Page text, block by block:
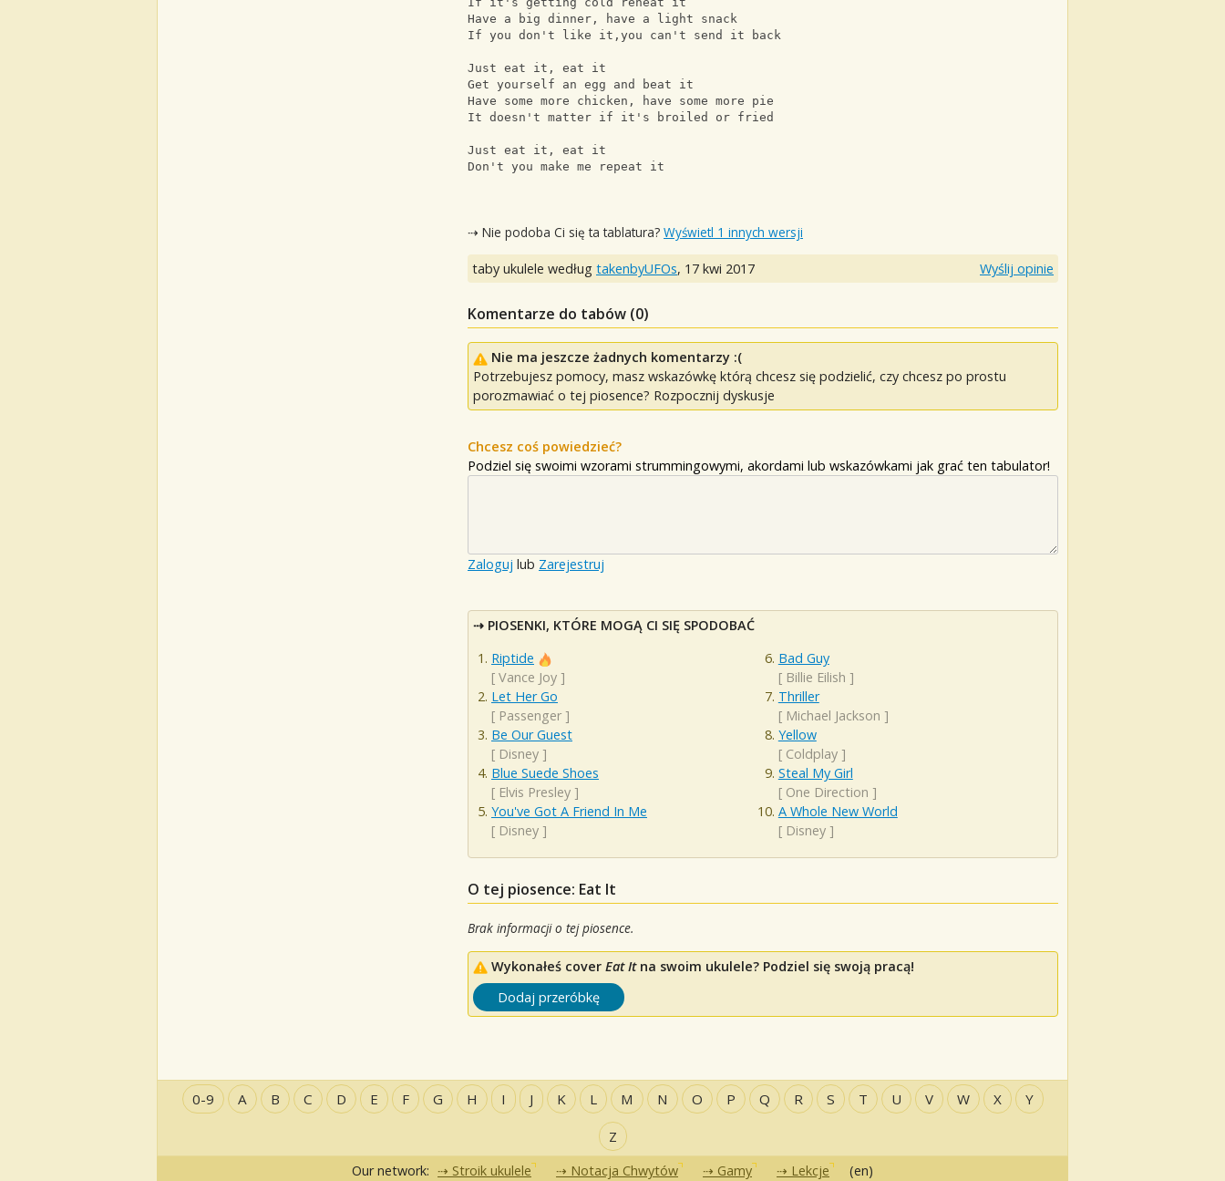
Have a big dinner, have a light snack
If you don't like it,you can't send it back
Just eat it, eat it
Get yourself an egg and beat it
Have some more chicken, have some more pie
It doesn't matter if it's broiled or fried
Just eat it, eat it
Don't you make me repeat it
⇢ Nie podoba Ci się ta tablatura? Wyświetl 1 innych wersji
taby ukulele według takenbyUFOs, 17 kwi 2017 Wyślij opinie
Komentarze do tabów (0)
Nie ma jeszcze żadnych komentarzy :(
Potrzebujesz pomocy, masz wskazówkę którą chcesz się podzielić, czy chcesz po prostu
porozmawiać o tej piosence? Rozpocznij dyskusje
Chcesz coś powiedzieć?
Podziel się swoimi wzorami strummingowymi, akordami lub wskazówkami jak grać ten tabulator!
Zaloguj lub Zarejestruj
PIOSENKI, KTÓRE MOGĄ CI SIĘ SPODOBAĆ
Riptide
[ Vance Joy ]
Let Her Go
[ Passenger ]
Be Our Guest
[ Disney ]
Blue Suede Shoes
[ Elvis Presley ]
You've Got A Friend In Me
[ Disney ]
Bad Guy
[ Billie Eilish ]
Thriller
[ Michael Jackson ]
Yellow
[ Coldplay]
Steal My Girl
[ One Direction ]
A Whole New World
[ Disney]
O tej piosence: Eat It
Brak informacji o tej piosence.
Wykonałeś cover Eat Itna swoim ukulele? Podziel się swoją pracą!
Dodaj przeróbkę
0-9 A B C D E F G H I J K L M N O P Q R S T U V W X Y
Z
Our network: Stroik ukulele Notacja Chwytów Gamy Lekcje (en)